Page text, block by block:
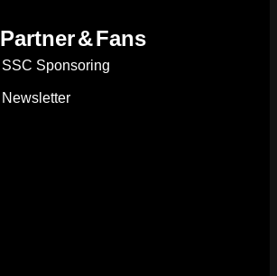
Partner & Fans
SSC Sponsoring
Newsletter